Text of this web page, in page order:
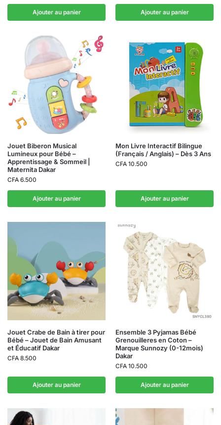
Ajouter au panier Ajouter au panier
Jouet Biberon Musical
Lumineux pour Bébé –
Apprentissage & Sommeil |
Maternita Dakar
CFA 6.500
Ajouter au panier
Mon Livre Interactif Bilingue
(Français / Anglais) – Dès 3 Ans
CFA 10.500
Ajouter au panier
Jouet Crabe de Bain à tirer pour
Bébé – Jouet de Bain Amusant
et Éducatif Dakar
CFA 8.500
Ajouter au panier
Ensemble 3 Pyjamas Bébé
Grenouilleres en Coton –
Marque Sunnozy (0-12mois)
Dakar
CFA 10.500
Ajouter au panier